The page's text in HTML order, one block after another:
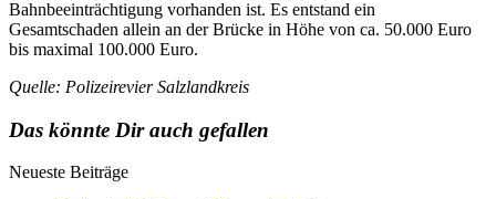
Bahnbeeinträchtigung vorhanden ist. Es entstand ein
Gesamtschaden allein an der Brücke in Höhe von ca. 50.000 Euro
bis maximal 100.000 Euro.
Quelle: Polizeirevier Salzlandkreis
Das könnte Dir auch gefallen
Neueste Beiträge